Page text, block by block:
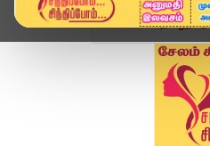
Home தமிழ்நாடு